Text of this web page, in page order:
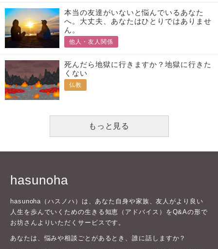
本当の友達がいないと悩んでいるあなた
へ。大丈夫、あなたはひとりではありませ
ん。
他人・友人関係
死んだら地獄に行きますか？地獄に行きた
くない
仏教
もっと見る
hasunoha
hasunoha（ハスノハ）は、あなた自身や家族、友人がより良い
人生を歩んでいくための生きる知恵（アドバイス）をQ&Aの形で
お坊さんよりいただくサービスです。
あなたは、悩みや相談ごとがあるとき、誰に話しますか？